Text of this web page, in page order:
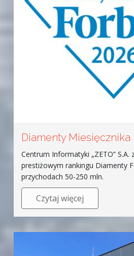
Diamenty Miesięcznika
Centrum Informatyki „ZETO”
prestiżowym rankingu Diamenty
przychodach 50-250 mln.
Czytaj więcej